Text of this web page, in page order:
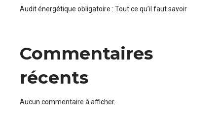
Audit énergétique obligatoire : Tout ce qu’il faut savoir
Commentaires
récents
Aucun commentaire à afficher.